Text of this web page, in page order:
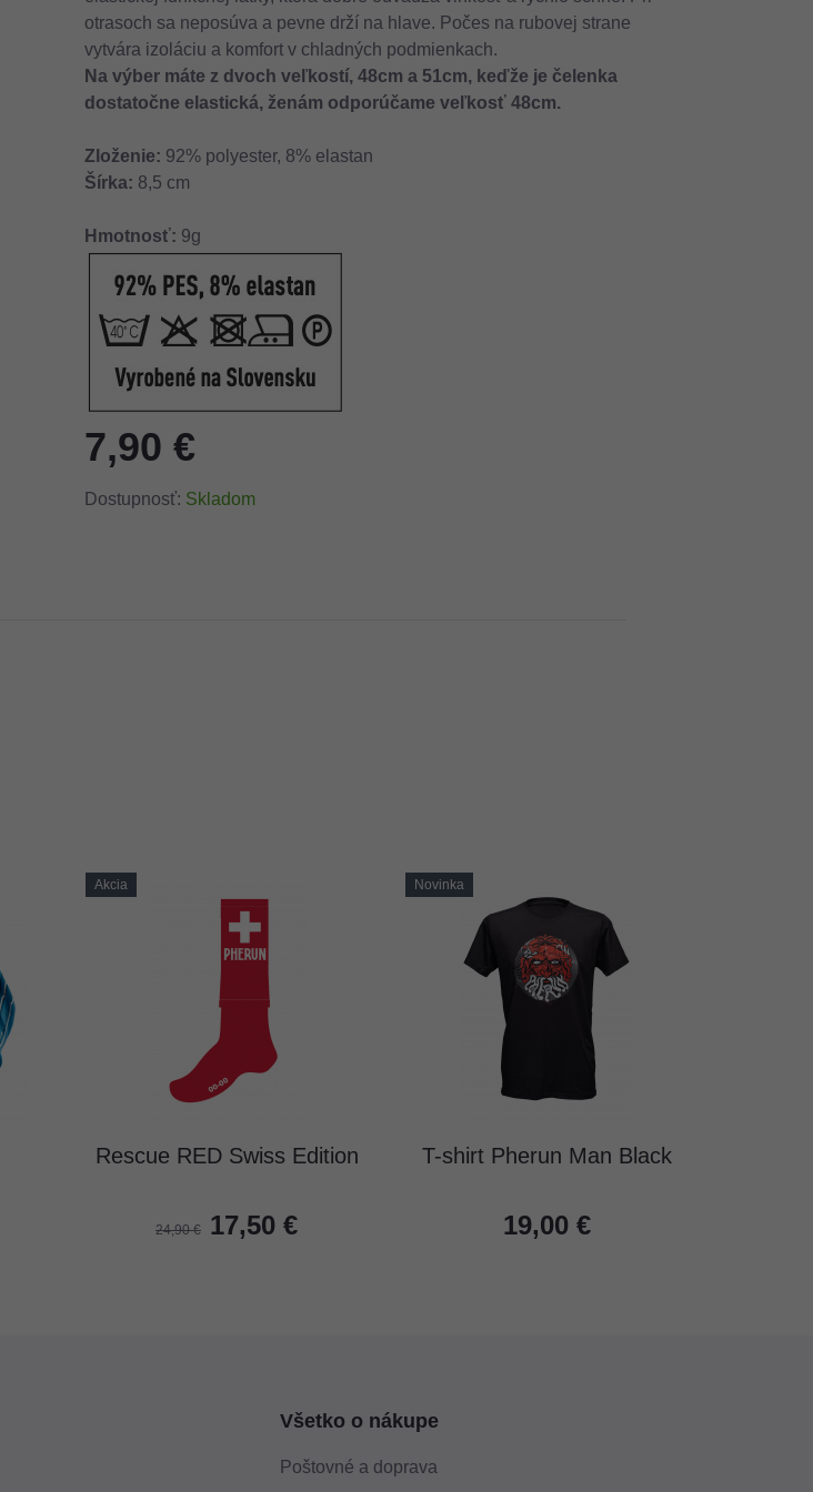
otrasoch sa neposúva a pevne drží na hlave. Počes na rubovej strane
vytvára izoláciu a komfort v chladných podmienkach.
Na výber máte z dvoch veľkostí, 48cm a 51cm, keďže je čelenka
dostatočne elastická, ženám odporúčame veľkosť 48cm.
Zloženie: 92% polyester, 8% elastan
Šírka: 8,5 cm
Hmotnosť: 9g
7,90 €
Dostupnosť: Skladom
Akcia
Rescue RED Swiss Edition
24,90 € 17,50 €
Novinka
T-shirt Pherun Man Black
19,00 €
Všetko o nákupe
Poštovné a doprava